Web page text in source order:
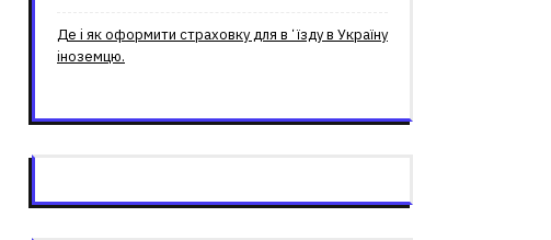
Де і як оформити страховку для вʼїзду в Україну
іноземцю.